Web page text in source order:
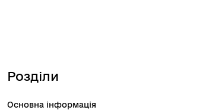
Розділи
Основна інформація